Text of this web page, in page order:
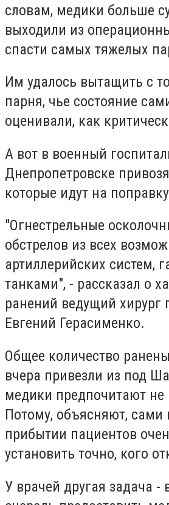
словам, медики больше
выходили из
спасти самых тяжелых
Им удалось вытащить с
парня, чье состояние
оценивали, как
А вот в военный
Днепропетровске
которые идут на
"Огнестрельные
обстрелов из всех
артиллерийских систем,
танками", - рассказал о
ранений ведущий хирург
Евгений Герасименко.
Общее количество
вчера привезли из под
медики предпочитают не
Потому, объясняют, сами
прибытии пациентов
установить точно, кого
У врачей другая задача -